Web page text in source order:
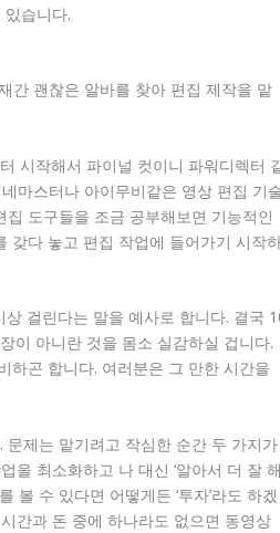
있습니다.
간 괜찮은 알바를 찾아 편집 제작을 맡
시작해서 파이널 컷이니 파워디렉터
마스터나 아이무비같은 영상 편집 기
도구들을 조금 공부해보면 기능적인
갖다 놓고 편집 작업에 들어가기 시작
걸린다는 말을 예사로 합니다. 결국
이 아니란 것을 몸소 실감하실 겁니다.
하곤 합니다. 여러분은 그 만한 시간을
제는 맡기려고 작심한 순간 두 가지가
을 최소화하고 나 대신 ‘알아서 더 잘
볼 수 있다면 어떻게든 ‘투자’라도 하겠
간과 돈 중에 하나라도 없으면 동영상